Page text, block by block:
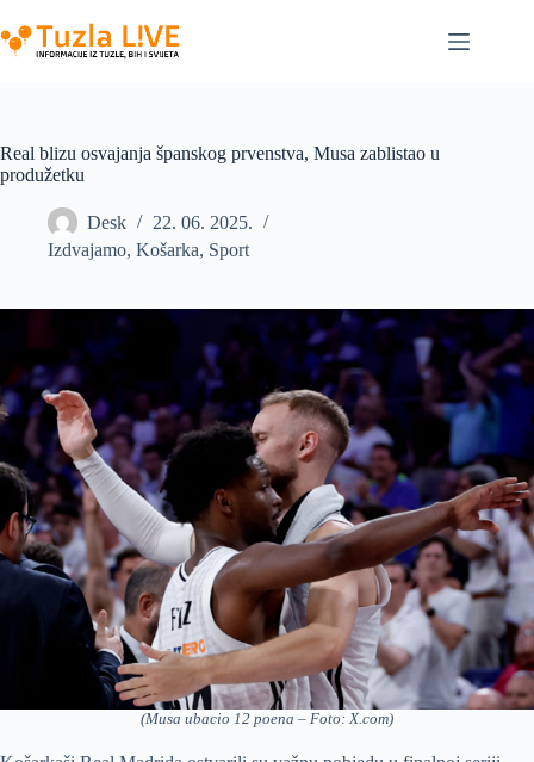
to
content
Real blizu osvajanja španskog prvenstva, Musa zablistao u
produžetku
Desk
22. 06. 2025.
Izdvajamo, Košarka, Sport
(Musa ubacio 12 poena – Foto: X.com)